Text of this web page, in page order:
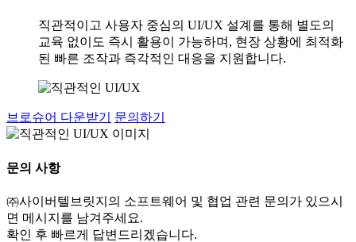
직관적이고 사용자 중심의 UI/UX 설계를 통해 별도의
교육 없이도 즉시 활용이 가능하며, 현장 상황에 최적화
된 빠른 조작과 즉각적인 대응을 지원합니다.
브로슈어 다운받기 문의하기
문의 사항
㈜사이버텔브릿지의 소프트웨어 및 협업 관련 문의가 있으시
면 메시지를 남겨주세요.
확인 후 빠르게 답변드리겠습니다.